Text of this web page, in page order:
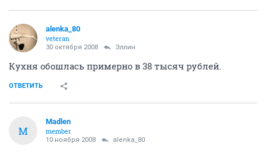
alenka_80
veteran
30 октября 2008 Эллин
Кухня обошлась примерно в 38 тысяч рублей.
ОТВЕТИТЬ
M
Madlen
member
10 ноября 2008 alenka_80